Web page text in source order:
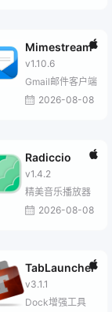
Mimestream
v1.10.6
Gmail邮件客户端
2026-08-08
Radiccio
v1.4.2
精美音乐播放器
2026-08-08
TabLauncher
v3.1.1
Dock增强工具